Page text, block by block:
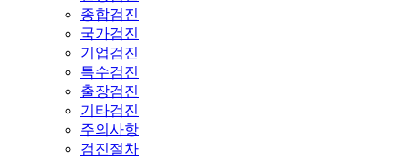
종합검진
국가검진
기업검진
특수검진
출장검진
기타검진
주의사항
검진절차